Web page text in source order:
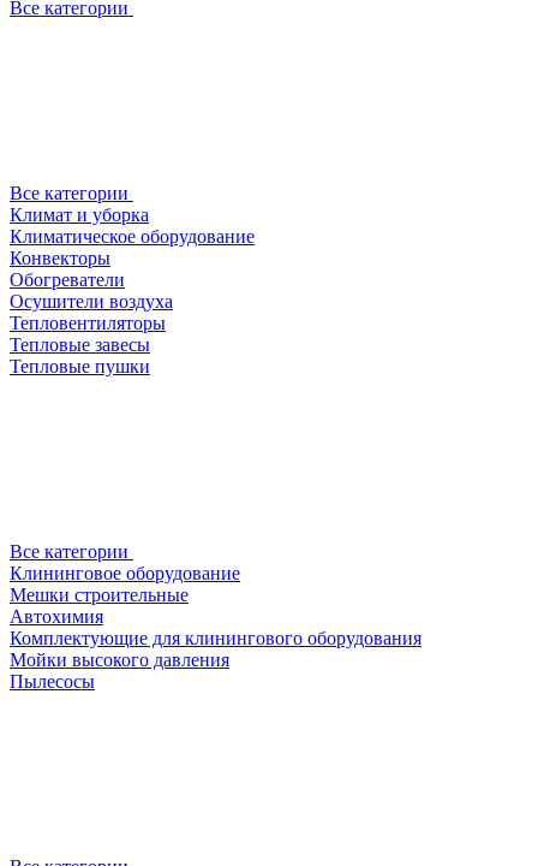
Все категории
Все категории
Климат и уборка
Климатическое оборудование
Конвекторы
Обогреватели
Осушители воздуха
Тепловентиляторы
Тепловые завесы
Тепловые пушки
Все категории
Клининговое оборудование
Мешки строительные
Автохимия
Комплектующие для клинингового оборудования
Мойки высокого давления
Пылесосы